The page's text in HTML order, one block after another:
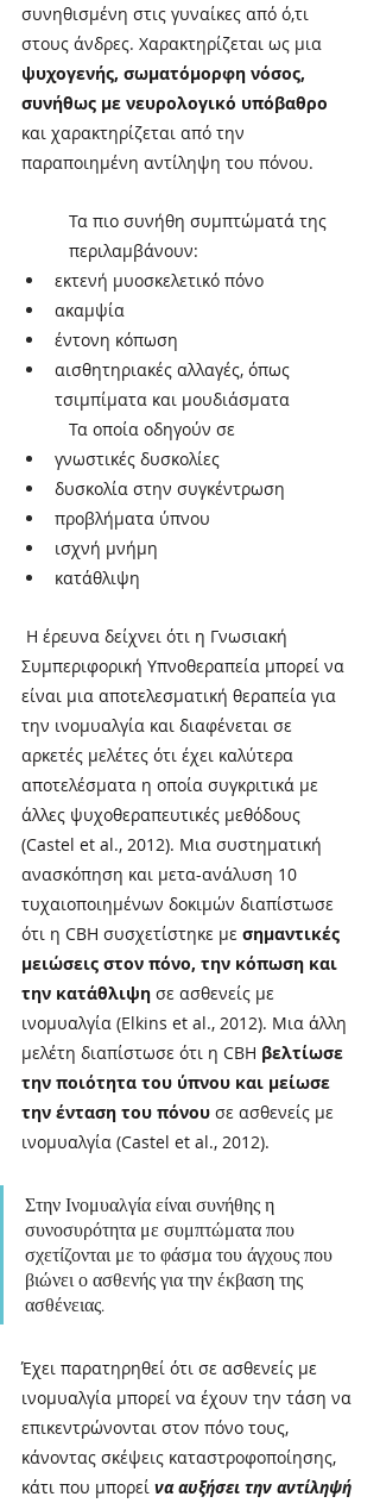
συνηθισμένη στις γυναίκες από ό,τι
στους άνδρες. Χαρακτηρίζεται ως μια
ψυχογενής, σωματόμορφη νόσος,
συνήθως με νευρολογικό υπόβαθρο
και χαρακτηρίζεται από την
παραποιημένη αντίληψη του πόνου.
Τα πιο συνήθη συμπτώματά της
περιλαμβάνουν:
εκτενή μυοσκελετικό πόνο
ακαμψία
έντονη κόπωση
αισθητηριακές αλλαγές, όπως
τσιμπίματα και μουδιάσματα
Τα οποία οδηγούν σε
γνωστικές δυσκολίες
δυσκολία στην συγκέντρωση
προβλήματα ύπνου
ισχνή μνήμη
κατάθλιψη
Η έρευνα δείχνει ότι η Γνωσιακή
Συμπεριφορική Υπνοθεραπεία μπορεί να
είναι μια αποτελεσματική θεραπεία για
την ινομυαλγία και διαφένεται σε
αρκετές μελέτες ότι έχει καλύτερα
αποτελέσματα η οποία συγκριτικά με
άλλες ψυχοθεραπευτικές μεθόδους
(Castel et al., 2012). Μια συστηματική
ανασκόπηση και μετα-ανάλυση 10
τυχαιοποιημένων δοκιμών διαπίστωσε
ότι η CBH συσχετίστηκε με σημαντικές
μειώσεις στον πόνο, την κόπωση και
την κατάθλιψη σε ασθενείς με
ινομυαλγία (Elkins et al., 2012). Μια άλλη
μελέτη διαπίστωσε ότι η CBH βελτίωσε
την ποιότητα του ύπνου και μείωσε
την ένταση του πόνου σε ασθενείς με
ινομυαλγία (Castel et al., 2012).
Στην Ινομυαλγία είναι συνήθης η
συνοσυρότητα με συμπτώματα που
σχετίζονται με το φάσμα του άγχους που
βιώνει ο ασθενής για την έκβαση της
ασθένειας.
Έχει παρατηρηθεί ότι σε ασθενείς με
ινομυαλγία μπορεί να έχουν την τάση να
επικεντρώνονται στον πόνο τους,
κάνοντας σκέψεις καταστροφοποίησης,
κάτι που μπορεί να αυξήσει την αντίληψή